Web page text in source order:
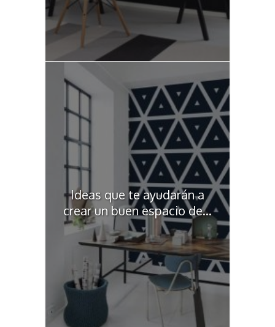
Ideas que te ayudarán a
crear un buen espacio de...